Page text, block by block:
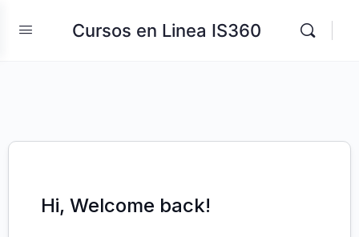
Cursos en Linea IS360
Hi, Welcome back!